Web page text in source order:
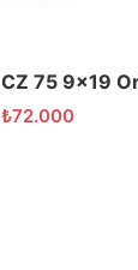
₺72.000